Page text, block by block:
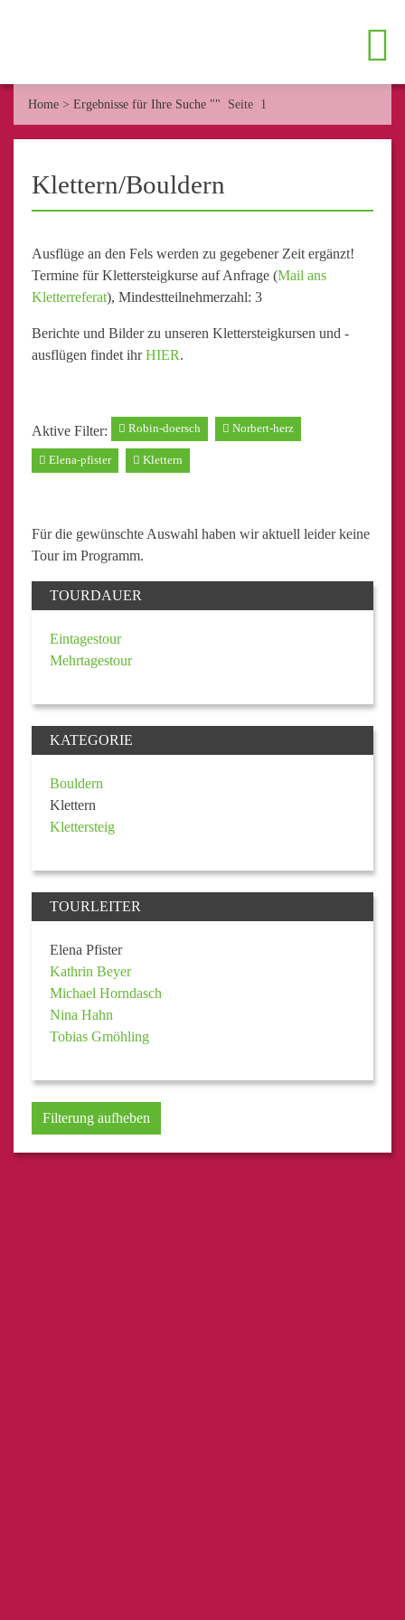
Home > Ergebnisse für Ihre Suche "" Seite 1
Klettern/Bouldern
Ausflüge an den Fels werden zu gegebener Zeit ergänzt!
Termine für Klettersteigkurse auf Anfrage (Mail ans
Kletterreferat), Mindestteilnehmerzahl: 3
Berichte und Bilder zu unseren Klettersteigkursen und -
ausflügen findet ihrHIER.
Aktive Filter: Robin-doersch Norbert-herz
Elena-pfister Klettern
Für die gewünschte Auswahl haben wir aktuell leider keine
Tour im Programm.
TOURDAUER
Eintagestour
Mehrtagestour
KATEGORIE
Bouldern
Klettern
Klettersteig
TOURLEITER
Elena Pfister
Kathrin Beyer
Michael Horndasch
Nina Hahn
Tobias Gmöhling
Filterung aufheben